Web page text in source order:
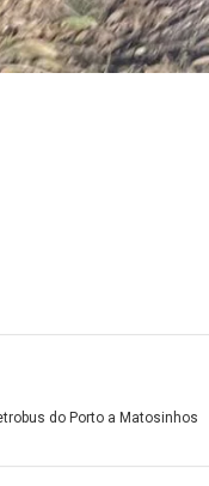
do Porto a Matosinhos